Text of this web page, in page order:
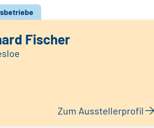
Fischer
Zum Ausstellerprofil